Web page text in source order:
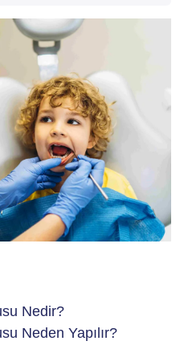
Nedir?
Neden Yapılır?